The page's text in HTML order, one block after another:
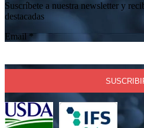
Suscríbete a nuestra newsletter y
destacadas
Email *